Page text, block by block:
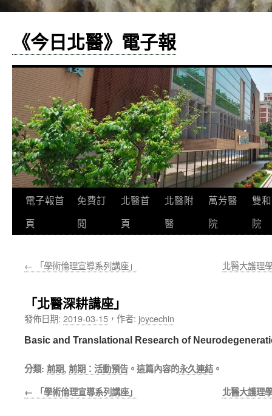
《今日北醫》電子報
跳
至
要
容
電子報首
頁
免費訂
閱
北醫首
頁
北醫附
醫
萬芳醫
院
雙
院
← 「學術倫理宣導系列講座」 北醫大護理
「北醫深耕講座」
發佈日期: 2019-03-15 ， 作者: joycechin
Basic and Translational Research of
分類: 前期, 前期：活動預告 。這篇內容的永久連結。
← 「學術倫理宣導系列講座」 北醫大護理